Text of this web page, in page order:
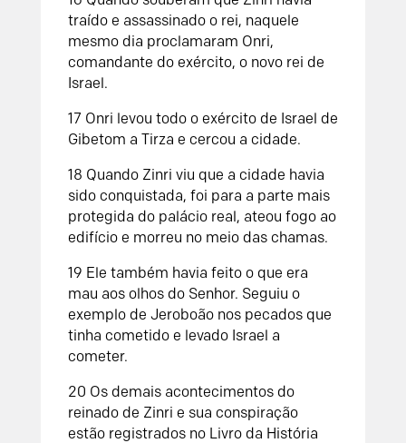
traído e assassinado o rei, naquele
mesmo dia proclamaram Onri,
comandante do exército, o novo rei de
Israel.
17 Onri levou todo o exército de Israel de
Gibetom a Tirza e cercou a cidade.
18 Quando Zinri viu que a cidade havia
sido conquistada, foi para a parte mais
protegida do palácio real, ateou fogo ao
edifício e morreu no meio das chamas.
19 Ele também havia feito o que era
mau aos olhos do Senhor. Seguiu o
exemplo de Jeroboão nos pecados que
tinha cometido e levado Israel a
cometer.
20 Os demais acontecimentos do
reinado de Zinri e sua conspiração
estão registrados no Livro da História